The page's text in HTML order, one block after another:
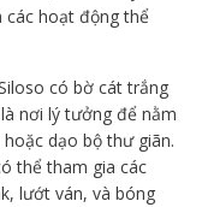
hoạt động thể
có bờ cát trắng
nơi lý tưởng để nằm
dạo bộ thư giãn.
thể tham gia các
lướt ván, và bóng